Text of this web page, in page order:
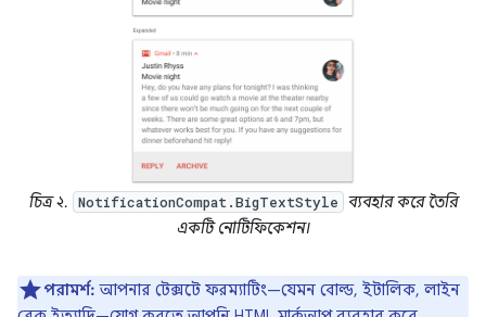
চিত্র ২. NotificationCompat.BigTextStyle
ব্যবহার করে তৈরি
একটি নোটিফিকেশন।
পরামর্শ: আপনার টেক্সটে ফরম্যাটিং—যেমন বোল্ড, ইটালিক, লাইন